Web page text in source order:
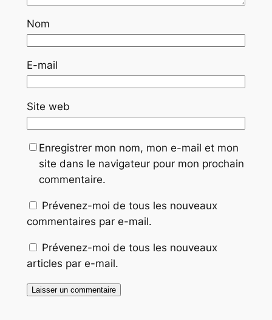
Nom
E-mail
Site web
Enregistrer mon nom, mon e-mail et mon
site dans le navigateur pour mon prochain
commentaire.
Prévenez-moi de tous les nouveaux
commentaires par e-mail.
Prévenez-moi de tous les nouveaux
articles par e-mail.